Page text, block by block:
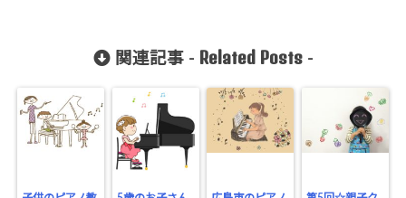
関連記事 - Related Posts-